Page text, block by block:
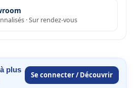
· Sur rendez-vous
plus
Se connecter / Découvrir